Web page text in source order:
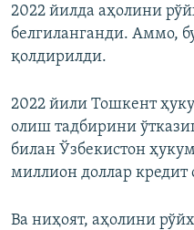
2022 йилда аҳолини
белгиланганди. Аммо,
қолдирилди.
2022 йили Тошкент
олиш тадбирини
билан Ўзбекистон
миллион доллар кредит
Ва ниҳоят, аҳолини